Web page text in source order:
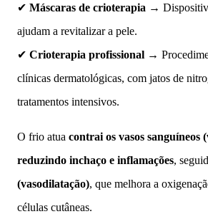
✔ Máscaras de crioterapia →
ajudam a revitalizar a pele.
✔ Crioterapia profissional →
clínicas dermatológicas, com jatos de
tratamentos intensivos.
O frio atua contrai os vasos sanguíneos
reduzindo inchaço e inflamações,
(vasodilatação), que melhora a
células cutâneas.